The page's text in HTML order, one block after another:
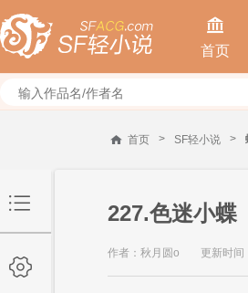

首页
首页 > SF轻小说 >
227.色迷小蝶
作者：秋月圆o 更新时